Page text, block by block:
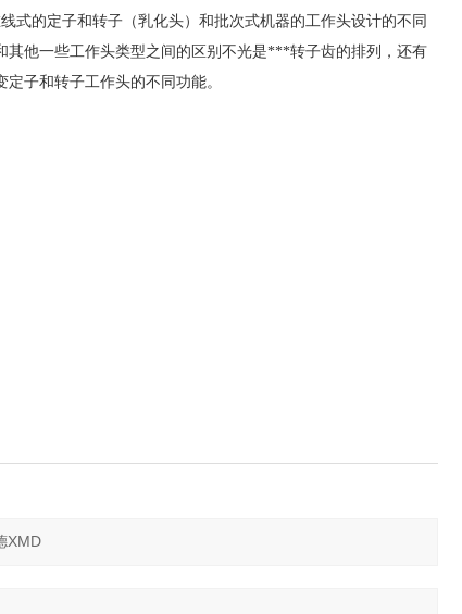
的定子和转子（乳化头）和批次式机器的工作头设计的不同
他一些工作头类型之间的区别不光是***转子齿的排列，还有
子和转子工作头的不同功能。